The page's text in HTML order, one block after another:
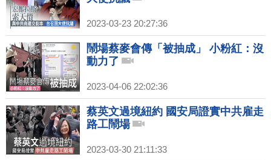
2023-03-23 20:27:36
鬧場蔡麥會傳「被抽成」 小粉紅：沒
動力了
2023-04-06 22:02:36
蔡英文過境紐約 國安局證實中共雇走
路工鬧場
2023-03-30 21:11:33